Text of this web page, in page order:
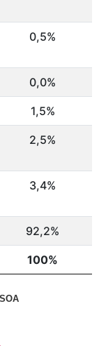
0,5%
0,0%
1,5%
2,5%
3,4%
92,2%
100%